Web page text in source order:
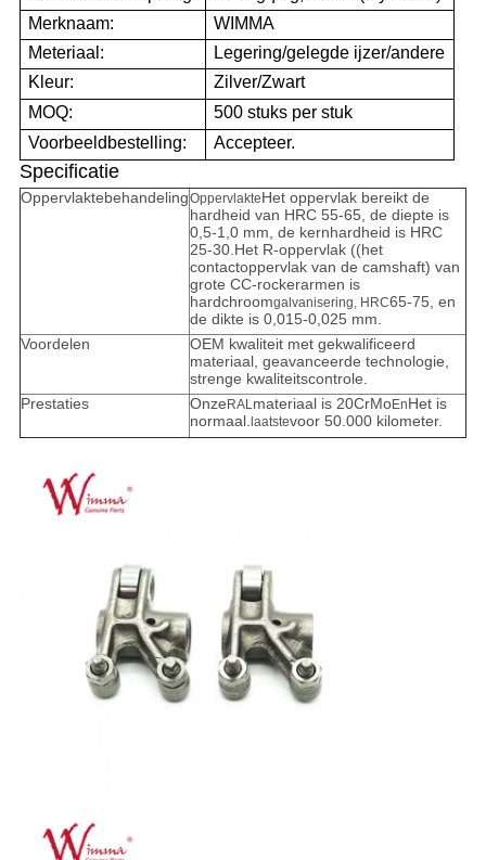
Merknaam:
WIMMA
Meteriaal:
Legering/gelegde ijzer/andere
Kleur:
Zilver/Zwart
MOQ:
500 stuks per stuk
Voorbeeldbestelling:
Accepteer.
Specificatie
OppervlaktebehandelingOppervlakteHet oppervlak bereikt de
hardheid van HRC 55-65, de diepte is
0,5-1,0 mm, de kernhardheid is HRC
25-30.Het R-oppervlak ((het
contactoppervlak van de camshaft) van
grote CC-rockerarmen is
hardchroomgalvanisering, HRC65-75, en
de dikte is 0,015-0,025 mm.
Voordelen
OEM kwaliteit met gekwalificeerd
materiaal, geavanceerde technologie,
strenge kwaliteitscontrole.
Prestaties
OnzeRAL materiaal is 20CrMoEnHet is
normaal. laatstevoor 50.000 kilometer.